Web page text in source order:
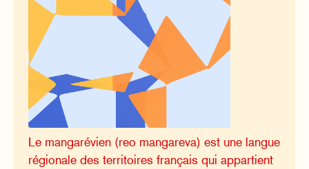
Le mangarévien (reo mangareva) est une langue
régionale des territoires français qui appartient